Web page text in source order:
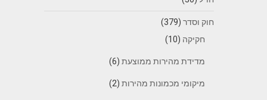
חוק וסדר(379)
חקיקה (10)
מדידת מהירות ממוצעת(6)
מיקומי מכמונות מהירות(2)